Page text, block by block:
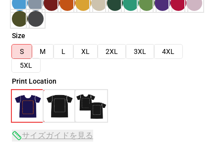
Size
S
M L XL 2XL 3XL
4XL
5XL
Print Location
サイズガイドを見る